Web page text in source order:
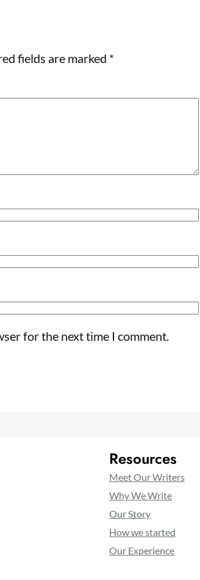
fields are marked *
for the next time I comment.
Resources
Meet Our Writers
Why We Write
Our Story
How we started
Our Experience